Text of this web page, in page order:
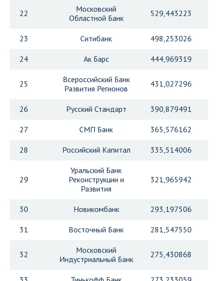
22
Московский
Областной Банк
529,443223
23 Ситибанк 498,253026
24 Ак Барс 444,969319
25
Всероссийский Банк
Развития Регионов
431,027296
26 Русский Стандарт 390,879491
27 СМП Банк 365,576162
28 Российский Капитал 335,514006
29
Уральский Банк
Реконструкции и
Развития
321,965942
30 Новикомбанк 293,197506
31 Восточный Банк 281,547550
32
Московский
Индустриальный Банк
275,430868